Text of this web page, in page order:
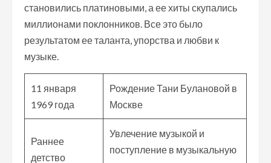
становились платиновыми, а ее хиты скупались
миллионами поклонников. Все это было
результатом ее таланта, упорства и любви к
музыке.
11 января
1969 года
Рождение Тани Булановой в
Москве
Раннее
детство
Увлечение музыкой и
поступление в музыкальную